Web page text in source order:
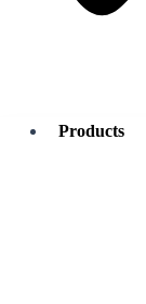
Products